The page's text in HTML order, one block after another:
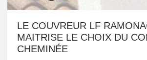
LE COUVREUR LF
MAITRISE LE CHOIX DU
CHEMINÉE